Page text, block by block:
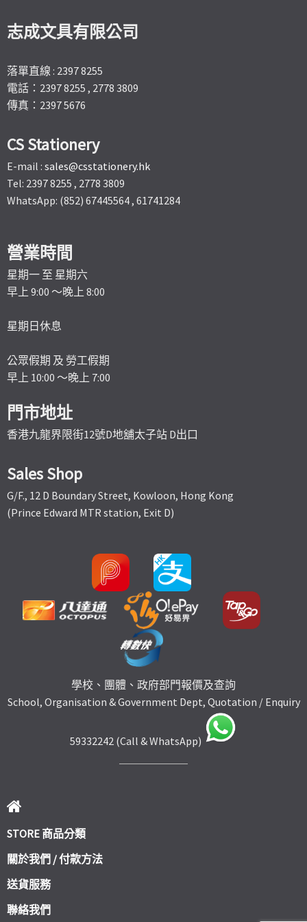
志成文具有限公司
落單直線 : 2397 8255
電話：2397 8255 , 2778 3809
傳真：2397 5676
CS Stationery
E-mail : sales@csstationery.hk
Tel: 2397 8255 , 2778 3809
WhatsApp: (852) 67445564 , 61741284
營業時間
星期一 至 星期六
早上 9:00 ～晚上 8:00
星期日休息
公眾假期 及 勞工假期
早上 10:00 ～晚上 7:00
門市地址
香港九龍界限街12號D地舖太子站 D出口
Sales Shop
G/F., 12 D Boundary Street, Kowloon, Hong Kong
(Prince Edward MTR station, Exit D)
學校、團體、政府部門報價及查詢
School, Organisation & Government Dept, Quotation / Enquiry
59332242 (Call & WhatsApp)
STORE 商品分類
關於我們 / 付款方法
送貨服務
聯絡我們